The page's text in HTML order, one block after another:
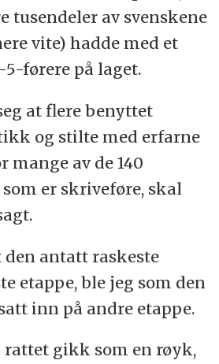
tusendeler av svenskene
vite) hadde med et
førere på laget.
at flere benyttet
og stilte med erfarne
mange av de 140
er skriveføre, skal
antatt raskeste
etappe, ble jeg som den
inn på andre etappe.
gikk som en røyk,